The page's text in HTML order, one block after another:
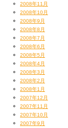
2008年11月
2008年10月
2008年9月
2008年8月
2008年7月
2008年6月
2008年5月
2008年4月
2008年3月
2008年2月
2008年1月
2007年12月
2007年11月
2007年10月
2007年9月